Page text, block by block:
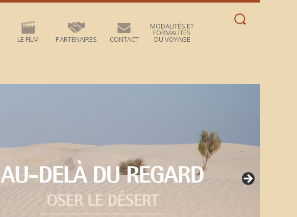
LE FILM PARTENAIRES CONTACT
MODALITÉS ET
FORMALITÉS
DU VOYAGE
Rechercher :